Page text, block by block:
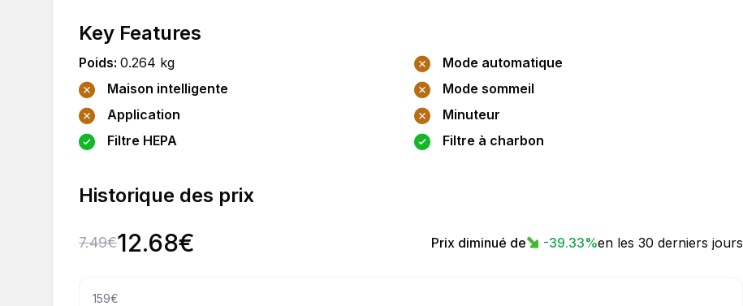
Key Features
Poids: 0.264 kg
Mode automatique
Maison intelligente
Mode sommeil
Application
Minuteur
Filtre HEPA
Filtre à charbon
Historique des prix
7.49€12.68€ Prix diminué de -39.33%en les 30 derniers jours
159€